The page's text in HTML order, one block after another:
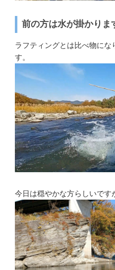
前の方は水が掛かりま
ラフティングとは比べ物にな
す。
今日は穏やかな方らしいです